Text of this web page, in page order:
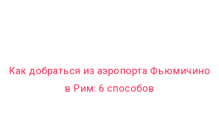
Как добраться из аэропорта Фьюмичино
в Рим: 6 способов